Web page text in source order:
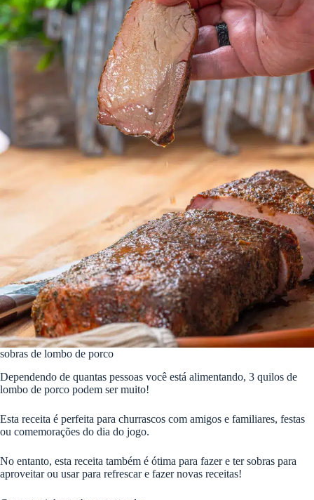
sobras de lombo de porco
Dependendo de quantas pessoas você está alimentando, 3 quilos de
lombo de porco podem ser muito!
Esta receita é perfeita para churrascos com amigos e familiares, festas
ou comemorações do dia do jogo.
No entanto, esta receita também é ótima para fazer e ter sobras para
aproveitar ou usar para refrescar e fazer novas receitas!